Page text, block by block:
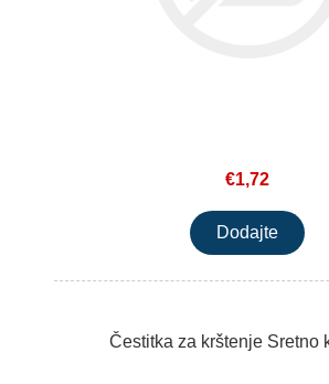
€1,72
Čestitka za krštenje Sretno